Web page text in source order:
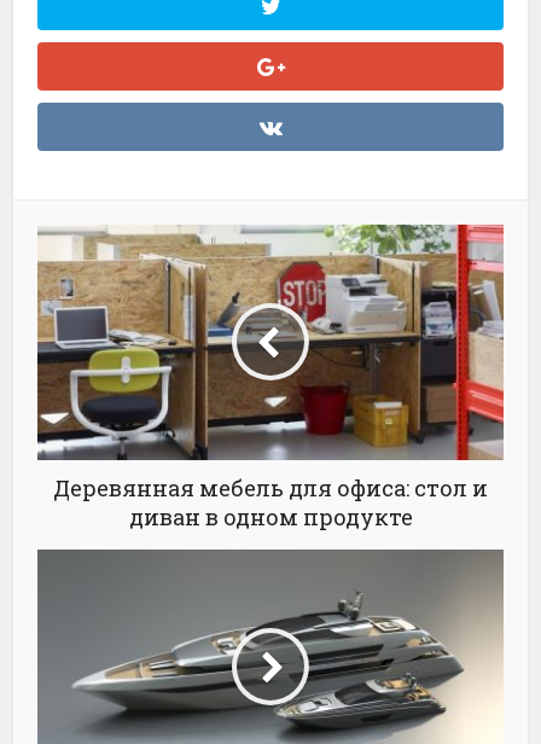
Деревянная мебель для офиса: стол и
диван в одном продукте